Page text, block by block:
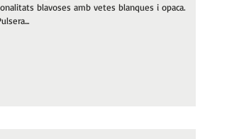
blavoses amb vetes blanques i opaca.
Pulsera...